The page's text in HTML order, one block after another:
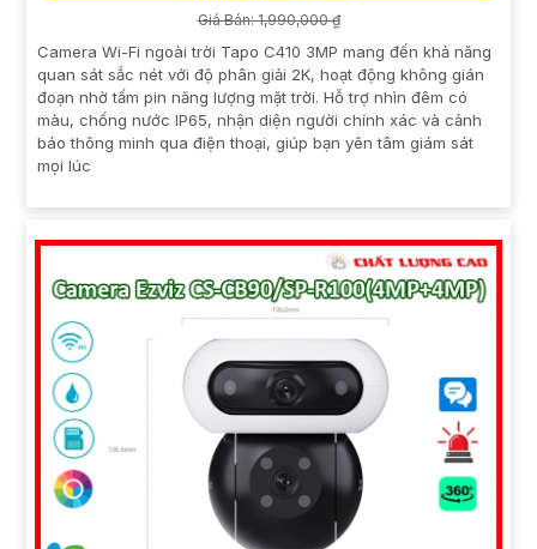
Giá Bán: 1,990,000 ₫
Camera Wi-Fi ngoài trời Tapo C410 3MP mang đến khả năng
quan sát sắc nét với độ phân giải 2K, hoạt động không gián
đoạn nhờ tấm pin năng lượng mặt trời. Hỗ trợ nhìn đêm có
màu, chống nước IP65, nhận diện người chính xác và cảnh
báo thông minh qua điện thoại, giúp bạn yên tâm giám sát
mọi lúc